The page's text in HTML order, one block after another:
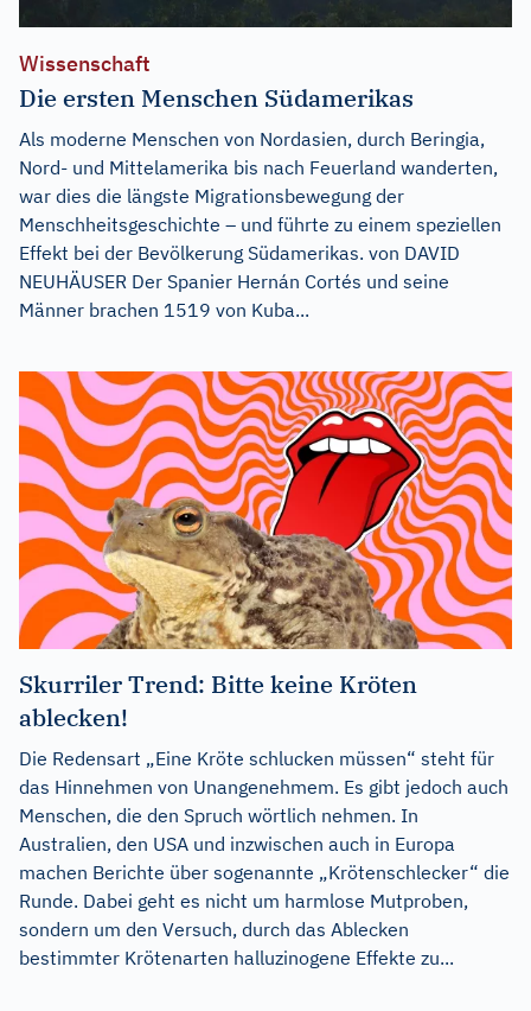
Wissenschaft
Die ersten Menschen Südamerikas
Als moderne Menschen von Nordasien, durch Beringia,
Nord- und Mittelamerika bis nach Feuerland wanderten,
war dies die längste Migrationsbewegung der
Menschheitsgeschichte – und führte zu einem speziellen
Effekt bei der Bevölkerung Südamerikas. von DAVID
NEUHÄUSER Der Spanier Hernán Cortés und seine
Männer brachen 1519 von Kuba...
Skurriler Trend: Bitte keine Kröten
ablecken!
Die Redensart „Eine Kröte schlucken müssen“ steht für
das Hinnehmen von Unangenehmem. Es gibt jedoch auch
Menschen, die den Spruch wörtlich nehmen. In
Australien, den USA und inzwischen auch in Europa
machen Berichte über sogenannte „Krötenschlecker“ die
Runde. Dabei geht es nicht um harmlose Mutproben,
sondern um den Versuch, durch das Ablecken
bestimmter Krötenarten halluzinogene Effekte zu...